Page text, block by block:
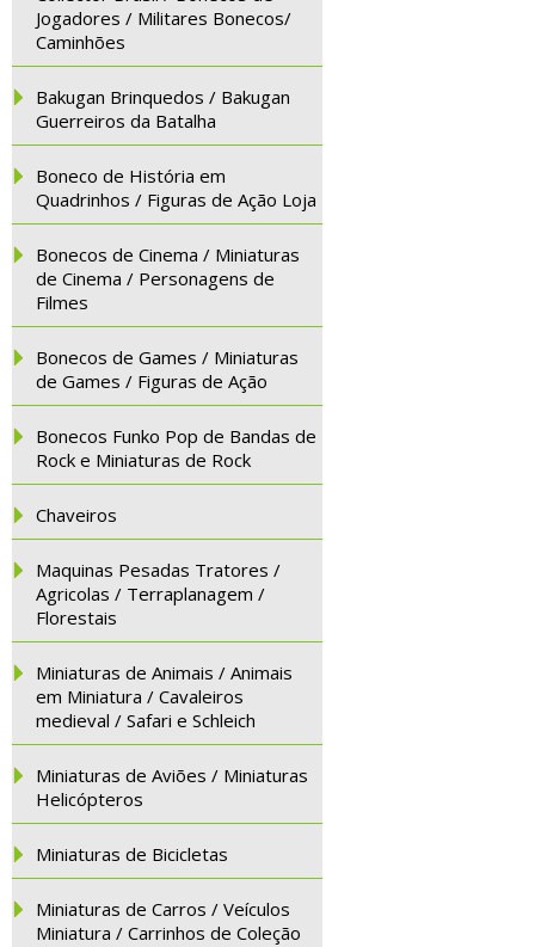
Jogadores / Militares Bonecos/
Caminhões
Bakugan Brinquedos / Bakugan
Guerreiros da Batalha
Boneco de História em
Quadrinhos / Figuras de Ação Loja
Bonecos de Cinema / Miniaturas
de Cinema / Personagens de
Filmes
Bonecos de Games / Miniaturas
de Games / Figuras de Ação
Bonecos Funko Pop de Bandas de
Rock e Miniaturas de Rock
Chaveiros
Maquinas Pesadas Tratores /
Agricolas / Terraplanagem /
Florestais
Miniaturas de Animais / Animais
em Miniatura / Cavaleiros
medieval / Safari e Schleich
Miniaturas de Aviões / Miniaturas
Helicópteros
Miniaturas de Bicicletas
Miniaturas de Carros / Veículos
Miniatura / Carrinhos de Coleção